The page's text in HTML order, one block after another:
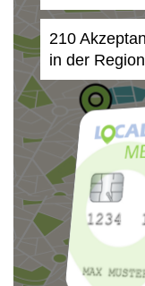
210
in der Region